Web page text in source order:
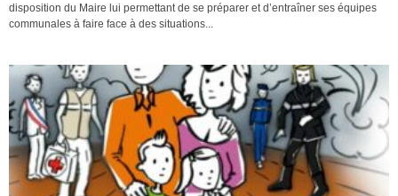
disposition du Maire lui permettant de se préparer et d’entraîner ses équipes
communales à faire face à des situations...